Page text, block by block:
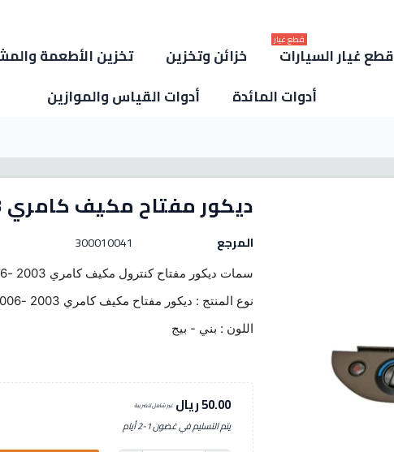
قطع غيار السيارات
قطع غيار
خزائن وتخزين تخزين الأطعمة
أدوات المائدة
أدوات القياس والموازين
ديكور مفتاح مكيف كامري 2003-2006 بيج
المرجع 300010041
سمات ديكور مفتاح كنترول مكيف كامري 2003 -2006:
نوع المنتج : ديكور مفتاح مكيف كامري 2003 -2006
اللون : بني - بيج
50.00 ريال غير شامل للضريبة
يتم التسليم في غضون 1-2 أيام